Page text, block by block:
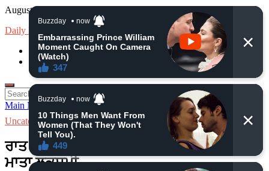
Skip
content
August 6, 2026
Daily News
loan
Insurance
Search
for:
Main Menu
Uncategorized
ਰਾਤ ਨੂੰ ਕਰੋ ਇਹ ਉਪਾਅ, ਤੁਹਾਡੇ ਘਰ ‘ਚ ਰਹਿਣਗੇ
ਮਾਤਾ ਲਕਸ਼ਮੀ